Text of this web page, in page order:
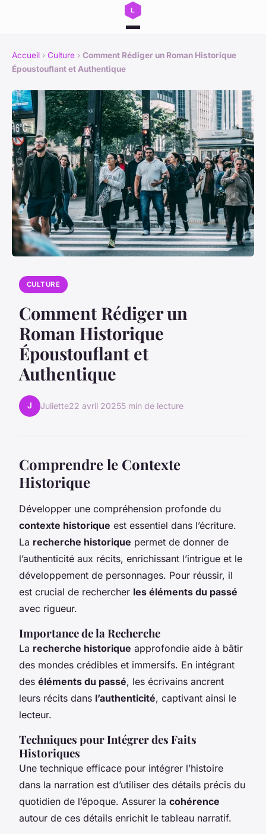
Accueil › Culture › Comment Rédiger un Roman Historique
Époustouflant et Authentique
CULTURE
Comment Rédiger un
Roman Historique
Époustouflant et
Authentique
J Juliette22 avril 20255 min de lecture
Comprendre le Contexte
Historique
Développer une compréhension profonde du
contexte historique est essentiel dans l’écriture.
La recherche historique permet de donner de
l’authenticité aux récits, enrichissant l’intrigue et le
développement de personnages. Pour réussir, il
est crucial de rechercher les éléments du passé
avec rigueur.
Importance de la Recherche
La recherche historique approfondie aide à bâtir
des mondes crédibles et immersifs. En intégrant
des éléments du passé, les écrivains ancrent
leurs récits dans l’authenticité, captivant ainsi le
lecteur.
Techniques pour Intégrer des Faits
Historiques
Une technique efficace pour intégrer l’histoire
dans la narration est d’utiliser des détails précis du
quotidien de l’époque. Assurer la cohérence
autour de ces détails enrichit le tableau narratif.